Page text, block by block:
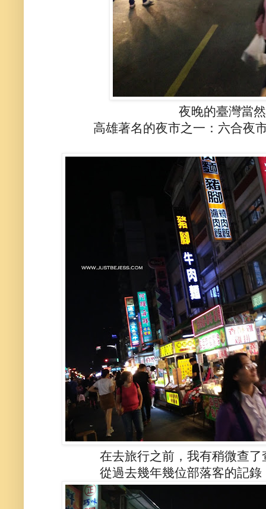
夜晚的臺灣當
高雄著名的夜市之一：六合夜
在去旅行之前，我有稍微查
從過去幾年幾位部落客的記